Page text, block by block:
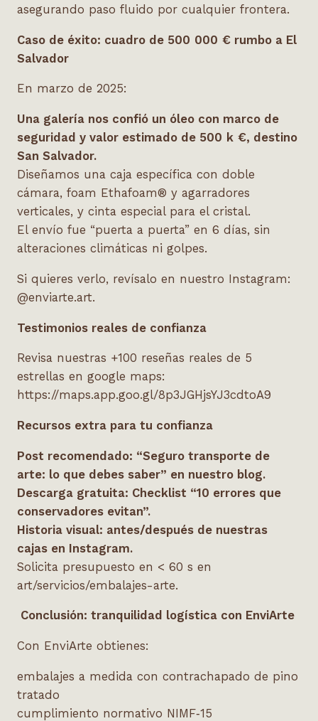
asegurando paso fluido por cualquier frontera.
Caso de éxito: cuadro de 500 000 € rumbo a El
Salvador
En marzo de 2025:
Una galería nos confió un óleo con marco de
seguridad y valor estimado de 500 k €, destino
San Salvador.
Diseñamos una caja específica con doble
cámara, foam Ethafoam® y agarradores
verticales, y cinta especial para el cristal.
El envío fue “puerta a puerta” en 6 días, sin
alteraciones climáticas ni golpes.
Si quieres verlo, revísalo en nuestro Instagram:
@enviarte.art.
Testimonios reales de confianza
Revisa nuestras +100 reseñas reales de 5
estrellas en google maps:
https://maps.app.goo.gl/8p3JGHjsYJ3cdtoA9
Recursos extra para tu confianza
Post recomendado: “Seguro transporte de
arte: lo que debes saber” en nuestro blog.
Descarga gratuita: Checklist “10 errores que
conservadores evitan”.
Historia visual: antes/después de nuestras
cajas en Instagram.
Solicita presupuesto en < 60 s en
art/servicios/embalajes-arte.
Conclusión: tranquilidad logística con EnviArte
Con EnviArte obtienes:
embalajes a medida con contrachapado de pino
tratado
cumplimiento normativo NIMF‑15